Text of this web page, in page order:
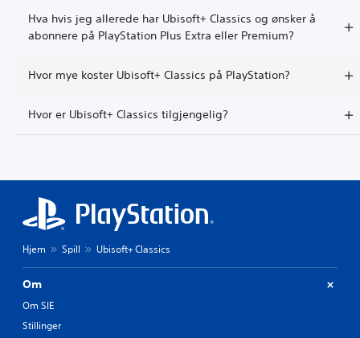
Hva hvis jeg allerede har Ubisoft+ Classics og ønsker å
abonnere på PlayStation Plus Extra eller Premium?
Hvor mye koster Ubisoft+ Classics på PlayStation?
Hvor er Ubisoft+ Classics tilgjengelig?
Hjem Spill Ubisoft+ Classics
Om
Om SIE
Stillinger